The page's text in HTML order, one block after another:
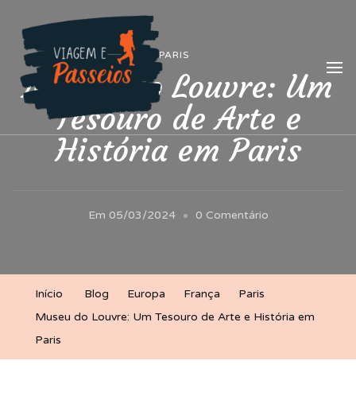
Viagem e Passeios
Lá vem aventura!
PARIS
Museu do Louvre: Um
Tesouro de Arte e
História em Paris
Em 05/03/2024 0 ComentárioEm
Início Blog Europa França
Paris
Museu do Louvre: Um Tesouro de Arte e História em
Paris